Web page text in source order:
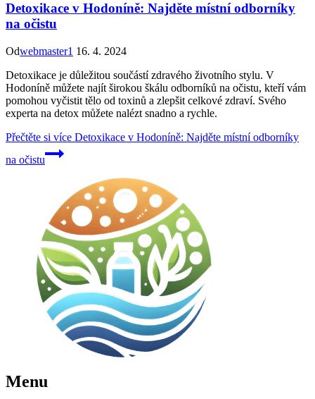
Detoxikace v Hodoníně: Najděte místní odborníky
na očistu
Odwebmaster1 16. 4. 2024
Detoxikace je důležitou součástí zdravého životního stylu. V
Hodoníně můžete najít širokou škálu odborníků na očistu, kteří vám
pomohou vyčistit tělo od toxinů a zlepšit celkové zdraví. Svého
experta na detox můžete nalézt snadno a rychle.
Přečtěte si více Detoxikace v Hodoníně: Najděte místní odborníky
na očistu
Menu